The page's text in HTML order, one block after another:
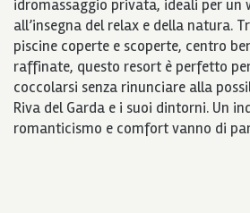
idromassaggio privata, ideali per un
all’insegna del relax e della natura.
piscine coperte e scoperte, centro
raffinate, questo resort è perfetto
coccolarsi senza rinunciare alla
Riva del Garda e i suoi dintorni. Un
romanticismo e comfort vanno di